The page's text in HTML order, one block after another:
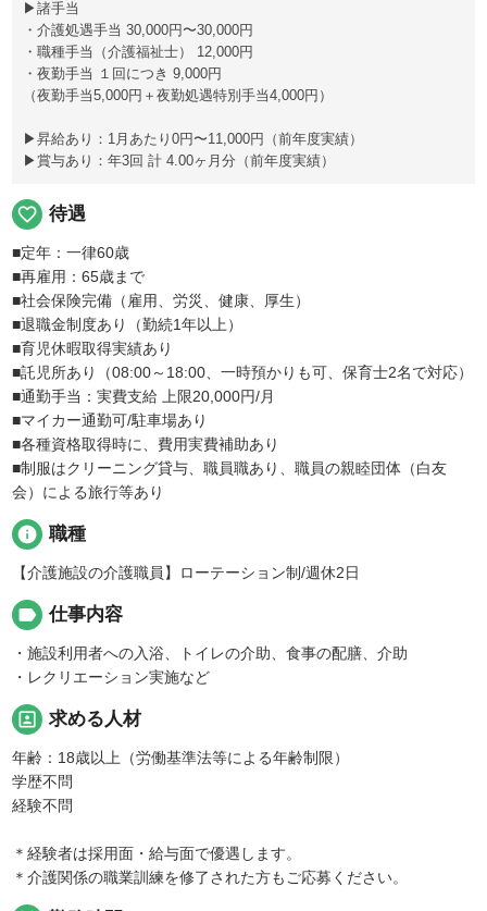
▶諸手当
・介護処遇手当 30,000円〜30,000円
・職種手当（介護福祉士） 12,000円
・夜勤手当 １回につき 9,000円
（夜勤手当5,000円＋夜勤処遇特別手当4,000円）
▶昇給あり：1月あたり0円〜11,000円（前年度実績）
▶賞与あり：年3回 計 4.00ヶ月分（前年度実績）
favorite_border 待遇
■定年：一律60歳
■再雇用：65歳まで
■社会保険完備（雇用、労災、健康、厚生）
■退職金制度あり（勤続1年以上）
■育児休暇取得実績あり
■託児所あり（08:00～18:00、一時預かりも可、保育士2名で対応）
■通勤手当：実費支給 上限20,000円/月
■マイカー通勤可/駐車場あり
■各種資格取得時に、費用実費補助あり
■制服はクリーニング貸与、職員職あり、職員の親睦団体（白友
会）による旅行等あり
info 職種
【介護施設の介護職員】ローテーション制/週休2日
label 仕事内容
・施設利用者への入浴、トイレの介助、食事の配膳、介助
・レクリエーション実施など
portrait 求める人材
年齢：18歳以上（労働基準法等による年齢制限）
学歴不問
経験不問
＊経験者は採用面・給与面で優遇します。
＊介護関係の職業訓練を修了された方もご応募ください。